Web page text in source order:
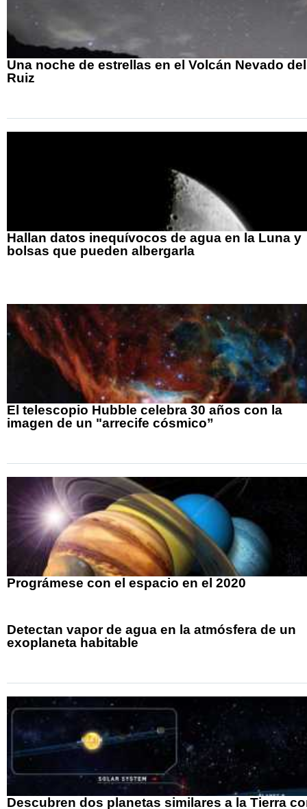
Una noche de estrellas en el Volcán Nevado del
Ruiz
Hallan datos inequívocos de agua en la Luna y
bolsas que pueden albergarla
El telescopio Hubble celebra 30 años con la
imagen de un "arrecife cósmico”
Prográmese con el espacio en el 2020
Detectan vapor de agua en la atmósfera de un
exoplaneta habitable
Descubren dos planetas similares a la Tierra